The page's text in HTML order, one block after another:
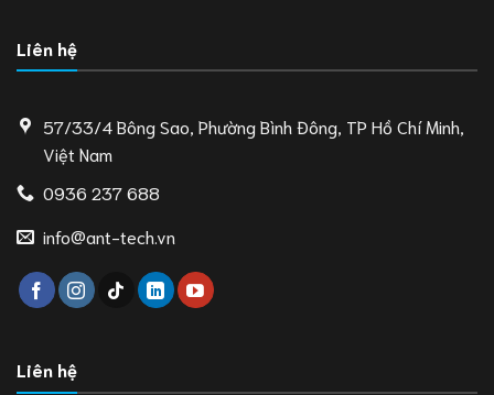
Liên hệ
57/33/4 Bông Sao, Phường Bình Đông, TP Hồ Chí Minh,
Việt Nam
0936 237 688
info@ant-tech.vn
Liên hệ